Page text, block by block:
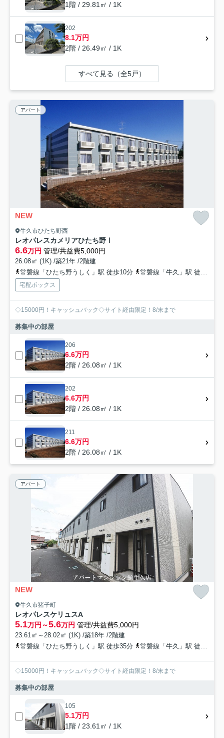
1階 / 29.81㎡ / 1K
202
8.1万円
2階 / 26.49㎡ / 1K
すべて見る（全5戸）
アパート
NEW
牛久市ひたち野西
レオパレスカメリアひたち野Ⅰ
6.6万円 管理/共益費5,000円
26.08㎡ (1K) /築21年 /2階建
常磐線「ひたち野うしく」駅 徒歩10分
常磐線「牛久」駅 徒歩60分
宅配ボックス
◇15000円！キャッシュバック◇サイト経由限定！8/末まで
募集中の部屋
206
6.6万円
2階 / 26.08㎡ / 1K
202
6.6万円
2階 / 26.08㎡ / 1K
211
6.6万円
2階 / 26.08㎡ / 1K
アパート
NEW
牛久市猪子町
レオパレスケリュスA
5.1万円～5.6万円 管理/共益費5,000円
23.61㎡～28.02㎡ (1K) /築18年 /2階建
常磐線「ひたち野うしく」駅 徒歩35分
常磐線「牛久」駅 徒歩25分
◇15000円！キャッシュバック◇サイト経由限定！8/末まで
募集中の部屋
105
5.1万円
1階 / 23.61㎡ / 1K